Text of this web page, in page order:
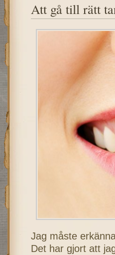
Att gå till rätt
Jag måste
Det har gjort att